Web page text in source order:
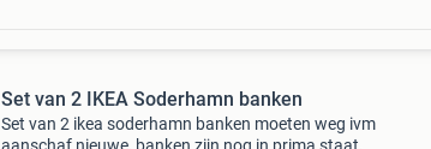
Set van 2 IKEA Soderhamn banken
Set van 2 ikea soderhamn banken moeten weg ivm